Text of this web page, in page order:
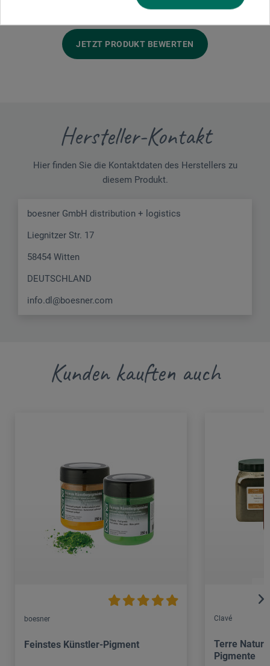
Schreiben Sie die erste Bewertung zu diesem Produkt
JETZT PRODUKT BEWERTEN
Hersteller-Kontakt
Hier finden Sie die Kontaktdaten des Herstellers zu
diesem Produkt.
boesner GmbH distribution + logistics
Liegnitzer Str. 17
58454 Witten
DEUTSCHLAND
info.dl@boesner.com
Kunden kauften auch
boesner
Feinstes Künstler-Pigment
Clavé
Terre
Pigmente